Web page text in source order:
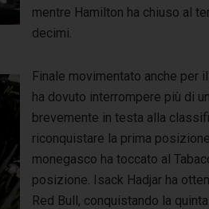
mentre Hamilton ha chiuso al
decimi.
Finale movimentato anche per
ha dovuto interrompere più di
brevemente in testa alla
riconquistare la prima
monegasco ha toccato al
posizione. Isack Hadjar ha
Red Bull, conquistando la